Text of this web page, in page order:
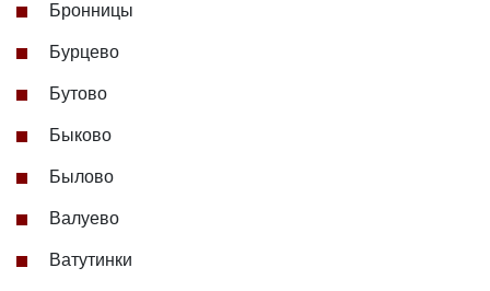
Бронницы
Бурцево
Бутово
Быково
Былово
Валуево
Ватутинки